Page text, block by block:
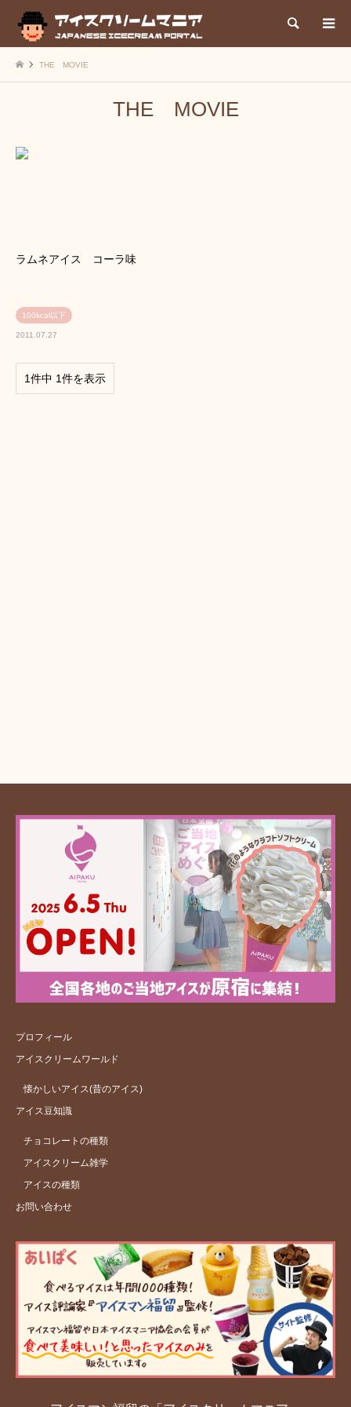
検索
THE MOVIE
THE MOVIE
ラムネアイス コーラ味
100kcal以下
2011.07.27
1件中 1件を表示
プロフィール
アイスクリームワールド
懐かしいアイス(昔のアイス)
アイス豆知識
チョコレートの種類
アイスクリーム雑学
アイスの種類
お問い合わせ